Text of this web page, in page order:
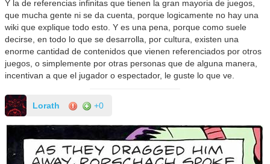
Y la de referencias infinitas que tienen la gran mayoria de juegos,
que mucha gente ni se da cuenta, porque logicamente no hay una
wiki que explique todo esto. Y es una pena, porque como suele
decirse, en todo lo que se desarrolla, por cultura, existen una
enorme cantidad de contenidos que vienen referenciados por otros
juegos, o simplemente por otras personas que de alguna manera,
incentivan a que el jugador o espectador, le guste lo que ve.
Lorath +0